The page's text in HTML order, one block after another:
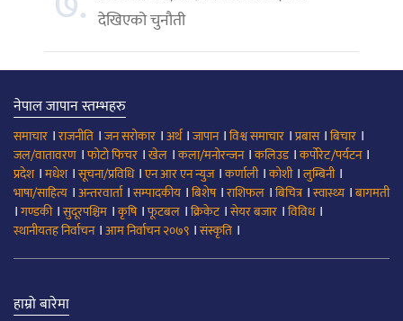
देखिएको चुनौती
नेपाल जापान स्तम्भहरु
समाचार ।राजनीति ।जन सरोकार ।अर्थ।जापान।विश्व समाचार ।प्रबास।बिचार ।
जल/वातावरण ।फोटो फिचर ।खेल ।कला/मनोरन्जन।कलिउड।कर्पोरेट/पर्यटन।
प्रदेश।मधेश।सूचना/प्रविधि।एन आर एन न्युज।कर्णाली।कोशी।लुम्बिनी।
भाषा/साहित्य ।अन्तरवार्ता।सम्पादकीय ।बिशेष।राशिफल ।बिचित्र।स्वास्थ्य ।बागमती
।गण्डकी।सुदूरपश्चिम ।कृषि।फूटबल ।क्रिकेट।सेयर बजार ।विविध।
स्थानीयतह निर्वाचन।आम निर्वाचन २०७९ ।संस्कृति ।
हाम्रो बारेमा